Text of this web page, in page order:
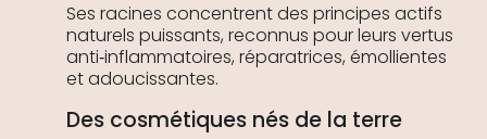
Ses racines concentrent des principes actifs
naturels puissants, reconnus pour leurs vertus
anti‑inflammatoires, réparatrices, émollientes
et adoucissantes.
Des cosmétiques nés de la terre